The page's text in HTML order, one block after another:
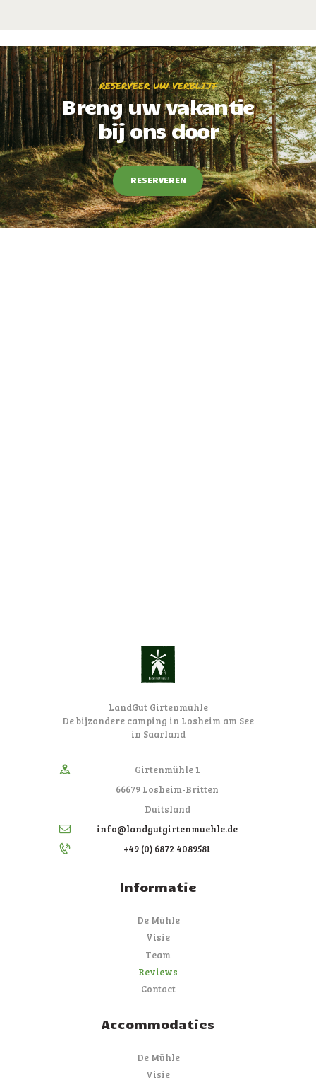
RESERVEER UW VERBLIJF
Breng uw vakantie
bij ons door
RESERVEREN
LandGut Girtenmühle
De bijzondere camping in Losheim am See
in Saarland
Girtenmühle 1
66679 Losheim-Britten
Duitsland
info@landgutgirtenmuehle.de
+49 (0) 6872 4089581
Informatie
De Mühle
Visie
Team
Reviews
Contact
Accommodaties
De Mühle
Visie